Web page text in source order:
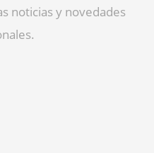
noticias y novedades